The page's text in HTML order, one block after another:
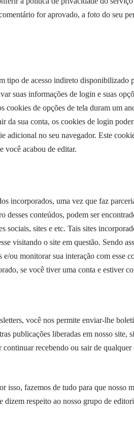
for aprovado, a foto do seu
tipo de acesso indireto disponibilizado
suas informações de login e suas
de opções de tela duram um
da sua conta, os cookies de login
adicional no seu navegador. Este
você acabou de editar.
incorporados, uma vez que faz
desses conteúdos, podem ser
sociais, sites e etc. Tais sites
visitando o site em questão. Sendo
ou monitorar sua interação com esse
se você tiver uma conta e estiver
você nos permite enviar-lhe
publicações liberadas em nosso site,
recebendo ou sair de
isso, fazemos de tudo para que nosso
respeito ao nosso grupo de